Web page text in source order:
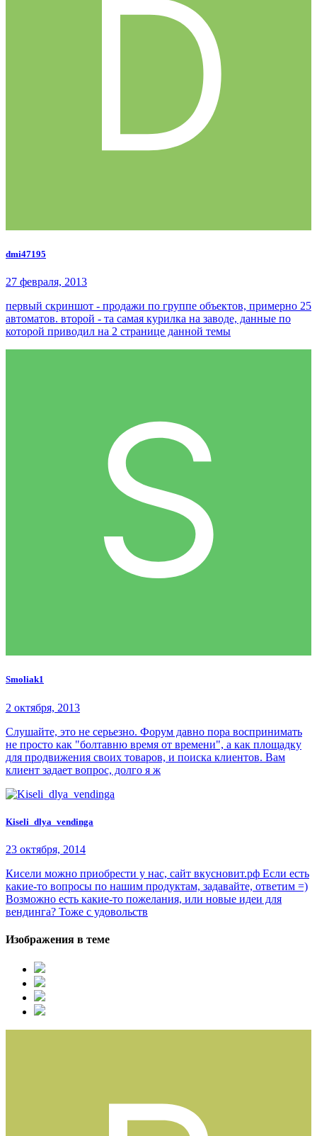
dmi47195
27 февраля, 2013
первый скриншот - продажи по группе объектов, примерно 25
автоматов. второй - та самая курилка на заводе, данные по
которой приводил на 2 странице данной темы
Smoliak1
2 октября, 2013
Слушайте, это не серьезно. Форум давно пора воспринимать
не просто как "болтавню время от времени", а как площадку
для продвижения своих товаров, и поиска клиентов. Вам
клиент задает вопрос, долго я ж
Kiseli_dlya_vendinga
23 октября, 2014
Кисели можно приобрести у нас, сайт вкусновит.рф Если есть
какие-то вопросы по нашим продуктам, задавайте, ответим =)
Возможно есть какие-то пожелания, или новые идеи для
вендинга? Тоже с удовольств
Изображения в теме